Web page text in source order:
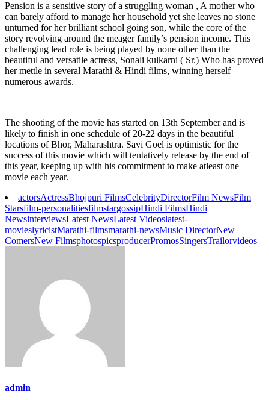
Pension is a sensitive story of a struggling woman , A mother who
can barely afford to manage her household yet she leaves no stone
unturned for her brilliant school going son, while the core of the
story revolving around the meager family’s pension income. This
challenging lead role is being played by none other than the
beautiful and versatile actress, Sonali kulkarni ( Sr.) Who has proved
her mettle in several Marathi & Hindi films, winning herself
numerous awards.
The shooting of the movie has started on 13th September and is
likely to finish in one schedule of 20-22 days in the beautiful
locations of Bhor, Maharashtra. Savi Goel is optimistic for the
success of this movie which will tentatively release by the end of
this year, keeping up with his commitment to make atleast one
movie each year.
actorsActressBhojpuri FilmsCelebrityDirectorFilm NewsFilm
Starsfilm-personalitiesfilmstargossipHindi FilmsHindi
NewsinterviewsLatest NewsLatest Videoslatest-
movieslyricistMarathi-filmsmarathi-newsMusic DirectorNew
ComersNew FilmsphotospicsproducerPromosSingersTrailorvideos
admin